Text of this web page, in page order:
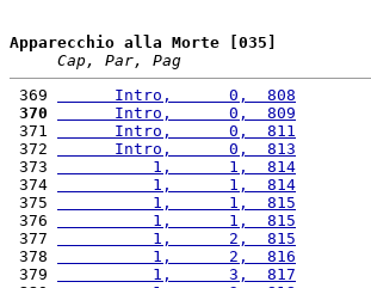
Apparecchio alla Morte [035]
Cap, Par, Pag
369
      Intro,      0,  808
370
      Intro,      0,  809
371
      Intro,      0,  811
372
      Intro,      0,  813
373
          1,      1,  814
374
          1,      1,  814
375
          1,      1,  815
376
          1,      1,  815
377
          1,      2,  815
378
          1,      2,  816
379
          1,      3,  817